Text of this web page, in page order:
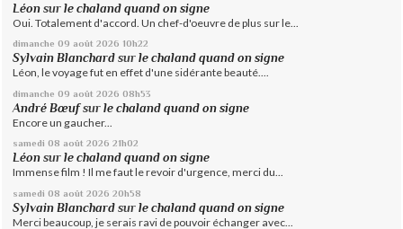
Léon surle chaland quand on signe
Oui. Totalement d'accord. Un chef-d'oeuvre de plus sur le...
dimanche 09 août 2026 10h22
Sylvain Blanchard surle chaland quand on signe
Léon, le voyage fut en effet d'une sidérante beauté....
dimanche 09 août 2026 08h53
André Bœufsurle chaland quand on signe
Encore un gaucher...
samedi 08 août 2026 21h02
Léon surle chaland quand on signe
Immense film ! Il me faut le revoir d'urgence, merci du...
samedi 08 août 2026 20h58
Sylvain Blanchard surle chaland quand on signe
Merci beaucoup, je serais ravi de pouvoir échanger avec...